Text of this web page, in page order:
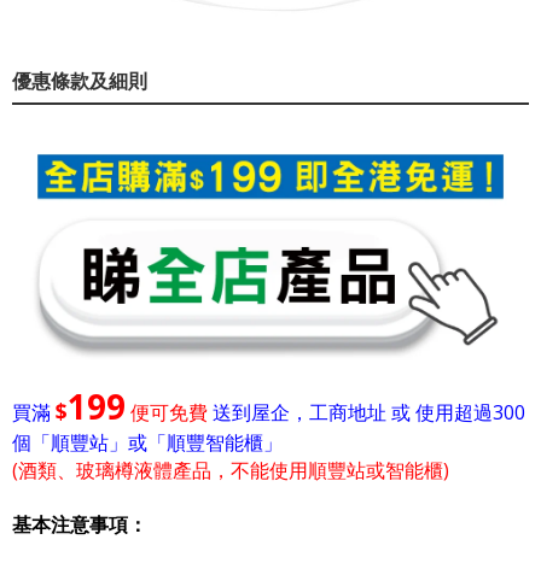
優惠條款及細則
買滿$199 便可免費送到屋企，工商地址 或 使用超過300
個「順豐站」或「順豐智能櫃」
(酒類、玻璃樽液體產品，不能使用順豐站或智能櫃)
基本注意事項：